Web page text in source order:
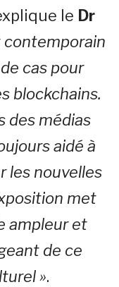
le Dr
contemporain
cas pour
blockchains.
des médias
aidé à
les nouvelles
met
ampleur et
de ce
».